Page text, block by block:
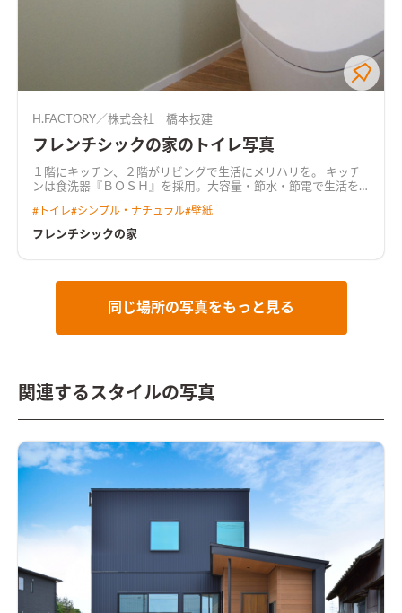
H.FACTORY／株式会社 橋本技建
フレンチシックの家のトイレ写真
１階にキッチン、２階がリビングで生活にメリハリを。 キッチ
ンは食洗器『ＢＯＳＨ』を採用。大容量・節水・節電で生活を
イお家ができました
# トイレ#シンプル・ナチュラル#壁紙
フレンチシックの家
同じ場所の写真をもっと見る
関連するスタイルの写真